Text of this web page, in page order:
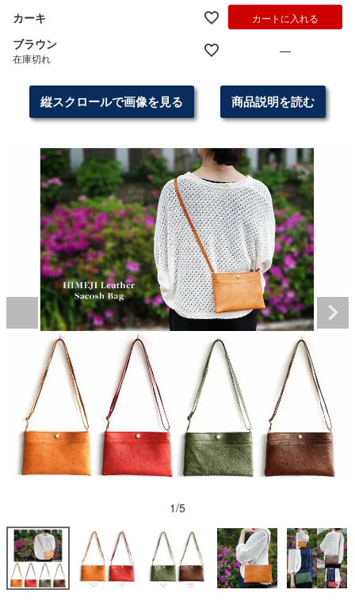
カーキ カートに入れる
ブラウン
在庫切れ —
縦スクロールで画像を見る 商品説明を読む
1/5